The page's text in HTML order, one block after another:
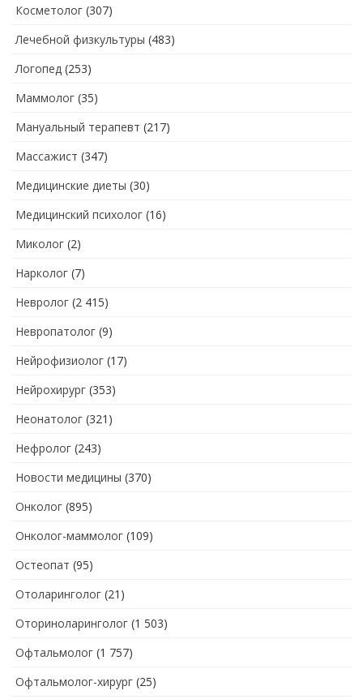
Косметолог (307)
Лечебной физкультуры (483)
Логопед (253)
Маммолог (35)
Мануальный терапевт (217)
Массажист (347)
Медицинские диеты (30)
Медицинский психолог (16)
Миколог (2)
Нарколог (7)
Невролог (2 415)
Невропатолог (9)
Нейрофизиолог (17)
Нейрохирург (353)
Неонатолог (321)
Нефролог (243)
Новости медицины (370)
Онколог (895)
Онколог-маммолог (109)
Остеопат (95)
Отоларинголог (21)
Оториноларинголог (1 503)
Офтальмолог (1 757)
Офтальмолог-хирург (25)